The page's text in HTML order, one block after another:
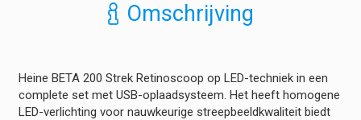
Omschrijving
Heine BETA 200 Strek Retinoscoop op LED-techniek in een
complete set met USB-oplaadsysteem. Het heeft homogene
LED-verlichting voor nauwkeurige streepbeeldkwaliteit biedt